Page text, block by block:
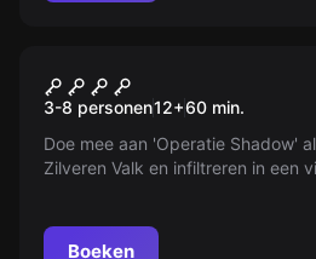
Nieuw
Unit 85
3-8 personen12+60 min.
Doe mee aan 'Operatie Shadow'
Zilveren Valk en infiltreren in een
zonder ontdekt te worden. Ben jij
Boeken